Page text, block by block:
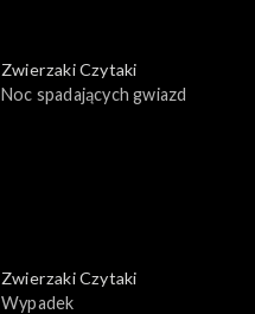
Zwierzaki Czytaki
Noc spadających gwiazd
Zwierzaki Czytaki
Wypadek